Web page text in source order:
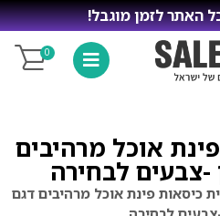
האתר לזמן מוגבל!
0
אוכל מרהיבים
-צבעים לבחירה
כיסאות פינת אוכל מרהיבים דגם